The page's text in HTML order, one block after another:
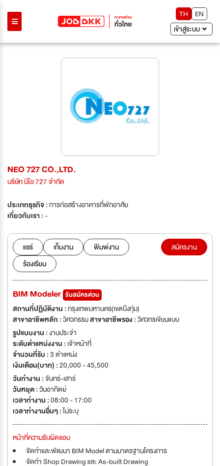
TH
EN
เข้าสู่ระบบ
NEO 727 CO.,LTD.
บริษัท นีโอ 727 จำกัด
ประเภทธุรกิจ :การก่อสร้างอาคารที่พักอาศัย
เกี่ยวกับเรา :-
แชร์ เก็บงาน
พิมพ์งาน
ร้องเรียน
สมัครงาน
BIM Modeler รับสมัครด่วน
สถานที่ปฏิบัติงาน :กรุงเทพมหานคร(เขตบึงกุ่ม)
สาขาอาชีพหลัก :วิศวกรรมสาขาอาชีพรอง :วิศวกรเขียนแบบ
รูปแบบงาน :งานประจำ
ระดับตำแหน่งงาน : เจ้าหน้าที่
จำนวนที่รับ :3 ตำแหน่ง
เงินเดือน(บาท) :20,000 - 45,500
วันทำงาน :จันทร์-เสาร์
วันหยุด :วันอาทิตย์
เวลาทำงาน :08:00 - 17:00
เวลาทำงานอื่นๆ :ไม่ระบุ
หน้าที่ความรับผิดชอบ
จัดทำและพัฒนา BIM Model ตามมาตรฐานโครงการ
จัดทำ Shop Drawing และ As-built Drawing